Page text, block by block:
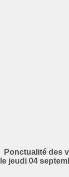
Ponctualité des
le jeudi 04